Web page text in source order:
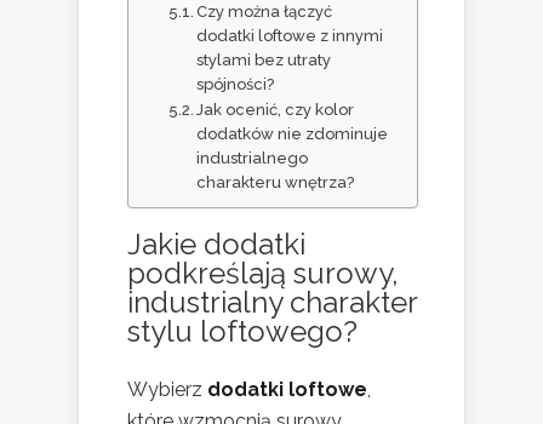
Czy można łączyć
dodatki loftowe z innymi
stylami bez utraty
spójności?
Jak ocenić, czy kolor
dodatków nie zdominuje
industrialnego
charakteru wnętrza?
Jakie dodatki
podkreślają surowy,
industrialny charakter
stylu loftowego?
Wybierz dodatki loftowe,